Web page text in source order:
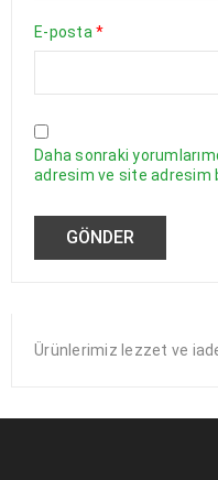
E-posta *
Daha sonraki
adresim ve site adresim
Ürünlerimiz lezzet ve